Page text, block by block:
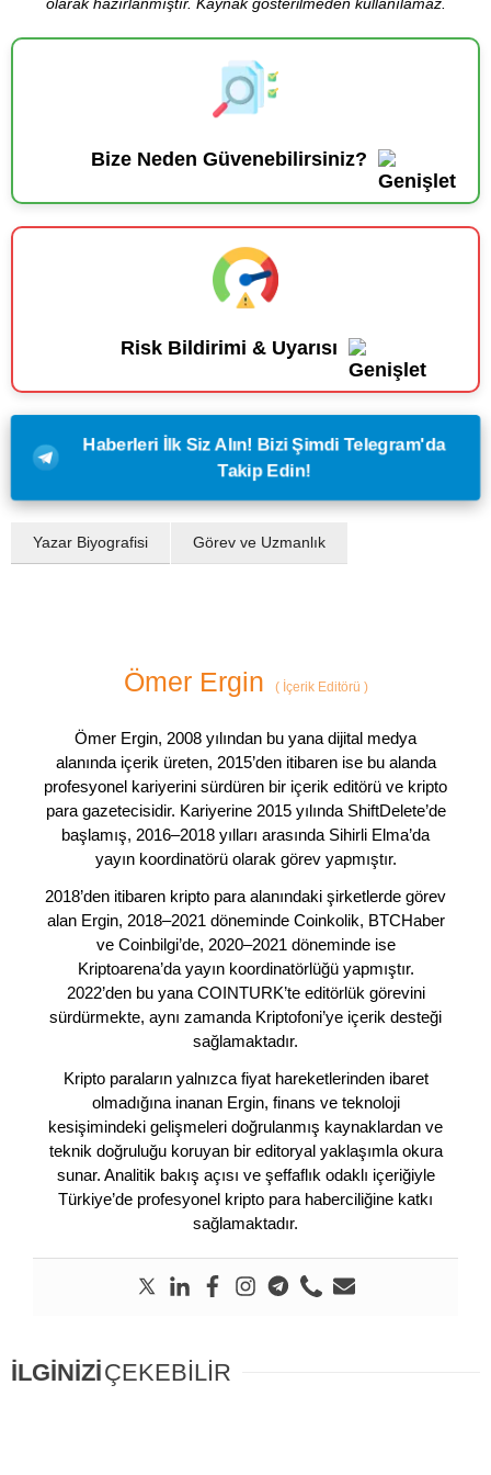
Bize Neden Güvenebilirsiniz?
Risk Bildirimi & Uyarısı
Haberleri İlk Siz Alın! Bizi Şimdi Telegram'da
Takip Edin!
Yazar Biyografisi Görev ve Uzmanlık
Ömer Ergin (İçerik Editörü )
Ömer Ergin, 2008 yılından bu yana dijital medya
alanında içerik üreten, 2015’den itibaren ise bu alanda
profesyonel kariyerini sürdüren bir içerik editörü ve kripto
para gazetecisidir. Kariyerine 2015 yılında ShiftDelete’de
başlamış, 2016–2018 yılları arasında Sihirli Elma’da
yayın koordinatörü olarak görev yapmıştır.
2018’den itibaren kripto para alanındaki şirketlerde görev
alan Ergin, 2018–2021 döneminde Coinkolik, BTCHaber
ve Coinbilgi’de, 2020–2021 döneminde ise
Kriptoarena’da yayın koordinatörlüğü yapmıştır.
2022’den bu yana COINTURK’te editörlük görevini
sürdürmekte, aynı zamanda Kriptofoni’ye içerik desteği
sağlamaktadır.
Kripto paraların yalnızca fiyat hareketlerinden ibaret
olmadığına inanan Ergin, finans ve teknoloji
kesişimindeki gelişmeleri doğrulanmış kaynaklardan ve
teknik doğruluğu koruyan bir editoryal yaklaşımla okura
sunar. Analitik bakış açısı ve şeffaflık odaklı içeriğiyle
Türkiye’de profesyonel kripto para haberciliğine katkı
sağlamaktadır.
İLGİNİZİÇEKEBİLİR